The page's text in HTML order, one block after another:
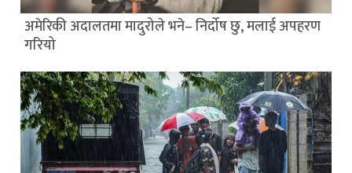
अमेरिकी अदालतमा मादुरोले भने– निर्दोष छु, मलाई अपहरण
गरियो